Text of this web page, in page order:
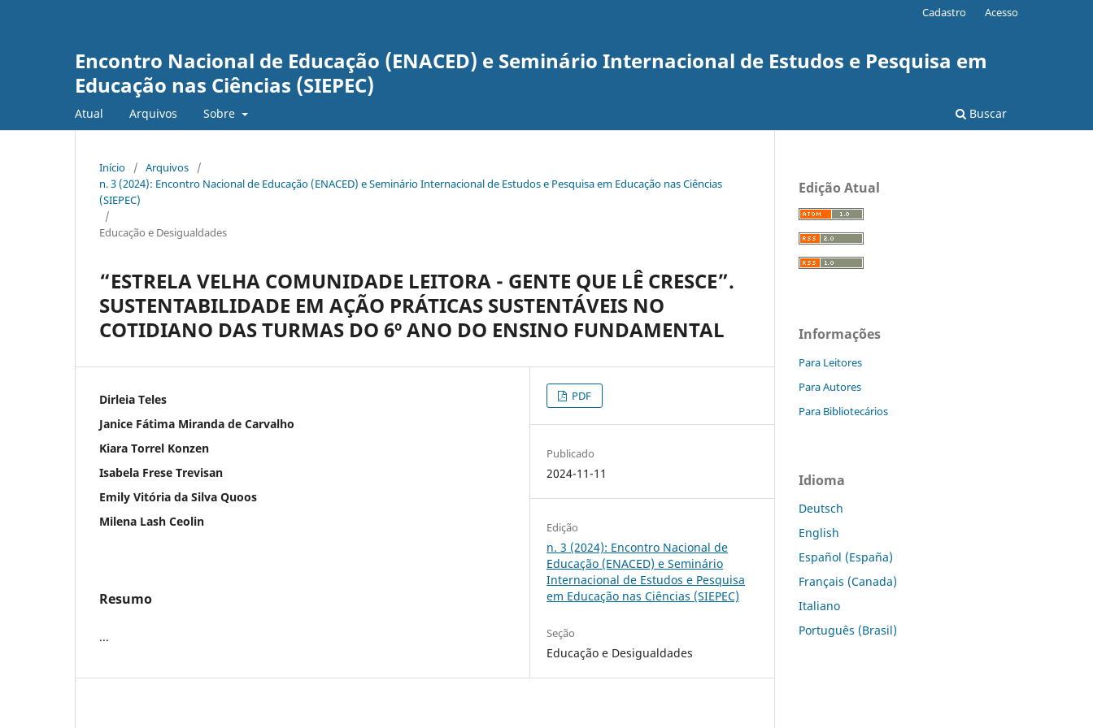
Encontro Nacional de Educação (ENACED) e Seminário Internacional de Estudos e Pesquisa em
Educação nas Ciências (SIEPEC)
Atual Arquivos Sobre Buscar
Cadastro Acesso
Início / Arquivos
/
n. 3 (2024): Encontro Nacional de Educação (ENACED) e Seminário Internacional de Estudos e Pesquisa em Educação nas Ciências
(SIEPEC)
/
Educação e Desigualdades
“ESTRELA VELHA COMUNIDADE LEITORA - GENTE QUE LÊ CRESCE”.
SUSTENTABILIDADE EM AÇÃO PRÁTICAS SUSTENTÁVEIS NO
COTIDIANO DAS TURMAS DO 6º ANO DO ENSINO FUNDAMENTAL
Dirleia Teles
Janice Fátima Miranda de Carvalho
Kiara Torrel Konzen
Isabela Frese Trevisan
Emily Vitória da Silva Quoos
Milena Lash Ceolin
Resumo
...
PDF
Publicado
2024-11-11
Edição
n. 3 (2024): Encontro Nacional de
Educação (ENACED) e Seminário
Internacional de Estudos e Pesquisa
em Educação nas Ciências (SIEPEC)
Seção
Educação e Desigualdades
Edição Atual
Informações
Para Leitores
Para Autores
Para Bibliotecários
Idioma
Deutsch
English
Español (España)
Français (Canada)
Italiano
Português (Brasil)